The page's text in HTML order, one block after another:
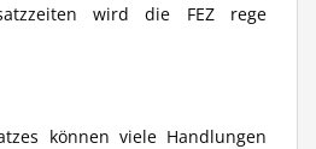
wird die FEZ rege
können viele Handlungen